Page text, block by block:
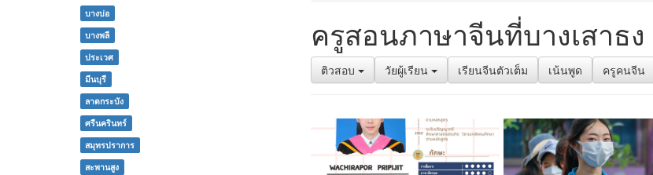
ครูสอนภาษาจีนที่บางเสาธง
ติวสอบ วัยผู้เรียน เรียนจีนตัวเต็ม เน้นพูด ครูคนจีน
บางบ่อ
บางพลี
ประเวศ
มีนบุรี
ลาดกระบัง
ศรีนครินทร์
สมุทรปราการ
สะพานสูง